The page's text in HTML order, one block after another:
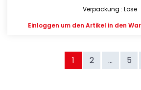
Verpackung : Lose
Einloggen um den Artikel in den
1 2 ... 5